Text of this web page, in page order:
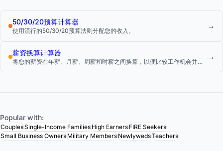
50/30/20预算计算器
使用流行的50/30/20预算法则分配您的收入。
→
薪资换算计算器
将您的薪资在年薪、月薪、周薪和时薪之间换算，以便比较工作机会并了
→
Popular with:
CouplesSingle-Income Families High Earners FIRE Seekers
Small Business Owners Military Members NewlywedsTeachers